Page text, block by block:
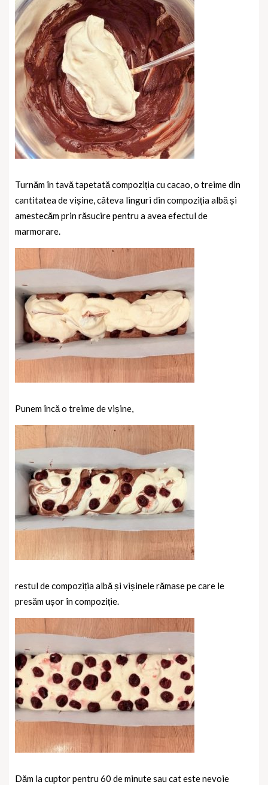
Turnăm în tavă tapetată compoziția cu cacao, o treime din
cantitatea de vișine, câteva linguri din compoziția albă și
amestecăm prin răsucire pentru a avea efectul de
marmorare.
Punem încă o treime de vișine,
restul de compoziția albă și vișinele rămase pe care le
presăm ușor în compoziție.
Dăm la cuptor pentru 60 de minute sau cat este nevoie